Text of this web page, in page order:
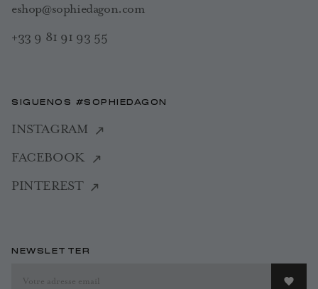
eshop@sophiedagon.com
+33 9 81 91 93 55
SIGUENOS #SOPHIEDAGON
INSTAGRAM
FACEBOOK
PINTEREST
NEWSLETTER